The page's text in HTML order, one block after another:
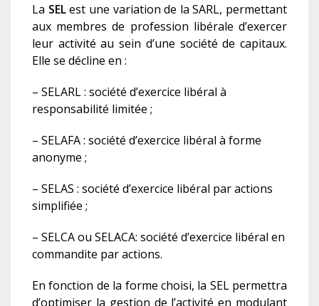
La SELest une variation de la SARL, permettant
aux membres de profession libérale d’exercer
leur activité au sein d’une société de capitaux.
Elle se décline en :
– SELARL : société d’exercice libéral à
responsabilité limitée ;
– SELAFA : société d’exercice libéral à forme
anonyme ;
– SELAS : société d’exercice libéral par actions
simplifiée ;
– SELCA ou SELACA: société d’exercice libéral en
commandite par actions.
En fonction de la forme choisi, la SEL permettra
d’optimiser la gestion de l’activité en modulant